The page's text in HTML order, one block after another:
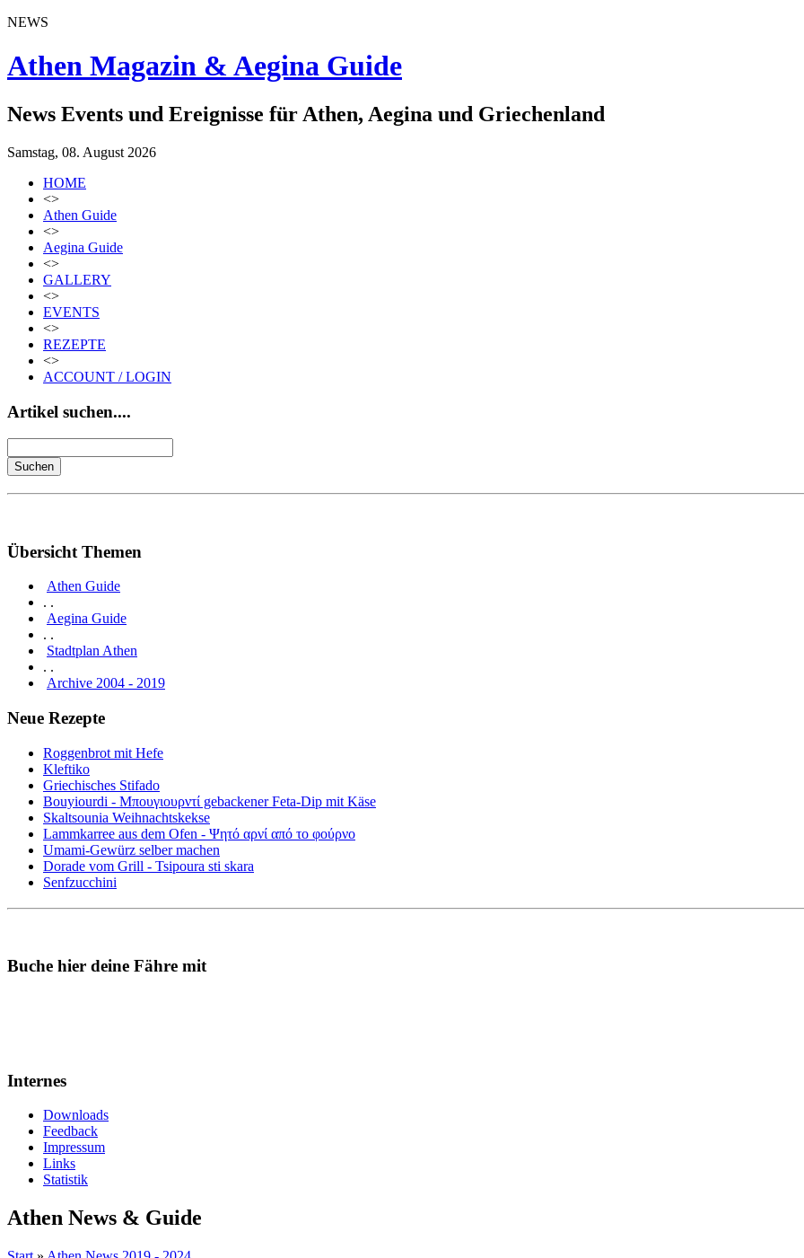
NEWS
Athen Magazin & Aegina Guide
News Events und Ereignisse für Athen, Aegina und Griechenland
Samstag, 08. August 2026
HOME
<>
Athen Guide
<>
Aegina Guide
<>
GALLERY
<>
EVENTS
<>
REZEPTE
<>
ACCOUNT / LOGIN
Artikel suchen....
Übersicht Themen
Athen Guide
. .
Aegina Guide
. .
Stadtplan Athen
. .
Archive 2004 - 2019
Neue Rezepte
Roggenbrot mit Hefe
Kleftiko
Griechisches Stifado
Bouyiourdi - Μπουγιουρντί gebackener Feta-Dip mit Käse
Skaltsounia Weihnachtskekse
Lammkarree aus dem Ofen - Ψητό αρνί από το φούρνο
Umami-Gewürz selber machen
Dorade vom Grill - Tsipoura sti skara
Senfzucchini
Buche hier deine Fähre mit
Internes
Downloads
Feedback
Impressum
Links
Statistik
Athen News & Guide